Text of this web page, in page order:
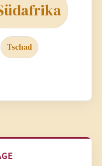
Tschad